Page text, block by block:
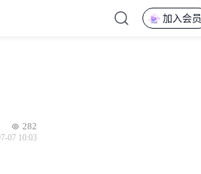
加入会员
282
07 10:03